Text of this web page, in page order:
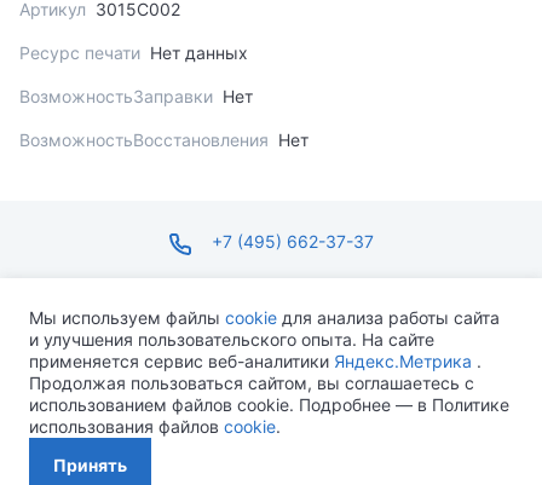
Артикул 3015C002
Ресурс печати Нет данных
ВозможностьЗаправки Нет
ВозможностьВосстановления Нет
+7 (495) 662-37-37
ПН-ПТ С 09:00 ДО 18:00 СБ-ВС ВЫХОДНОЙ
Мы используем файлы cookie для анализа работы сайта
и улучшения пользовательского опыта. На сайте
применяется сервис веб-аналитики Яндекс.Метрика .
Продолжая пользоваться сайтом, вы соглашаетесь с
использованием файлов cookie. Подробнее — в Политике
использования файлов cookie.
Принять